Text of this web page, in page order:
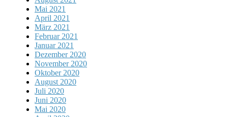
Mai 2021
April 2021
März 2021
Februar 2021
Januar 2021
Dezember 2020
November 2020
Oktober 2020
August 2020
Juli 2020
Juni 2020
Mai 2020